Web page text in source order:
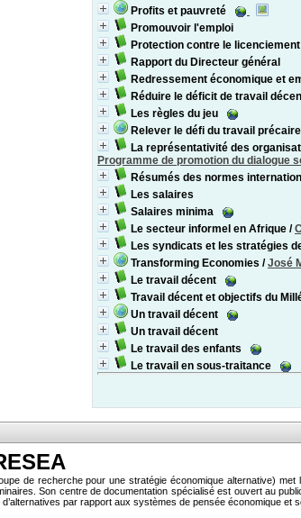
Profits et pauvreté
Promouvoir l'emploi
Protection contre le
Rapport du Directeur général
Redressement économique et
Réduire le déficit de travail
Les règles du jeu
Relever le défi du travail précaire
La représentativité des
Programme de promotion du dialogue
Résumés des normes
Les salaires
Salaires minima
Le secteur informel en Afrique /
Les syndicats et les stratégies
Transforming Economies /José
Le travail décent
Travail décent et objectifs du
Un travail décent
Un travail décent
Le travail des enfants
Le travail en sous-traitance
de recherche pour une stratégie économique alternative)
Son centre de documentation spécialisé est ouvert au
par rapport aux systèmes de pensée économique et